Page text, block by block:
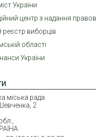
міська рада
2
України
центр з надання
виборців
області
України